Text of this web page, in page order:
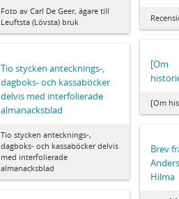
Foto av Carl De Geer, ägare till
Leuftsta (Lövsta) bruk
[Om
[Om
Tio stycken antecknings-,
dagboks- och kassaböcker
delvis med interfolierade
almanacksblad
Tio stycken antecknings-,
dagboks- och kassaböcker delvis
med interfolierade
almanacksblad
Brev
Hilma